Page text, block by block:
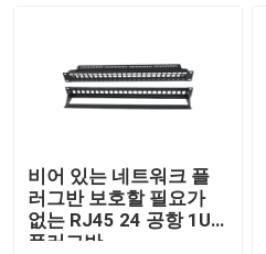
비어 있는 네트워크 플
러그반 보호할 필요가
없는 RJ45 24 공항 1U
플러그반